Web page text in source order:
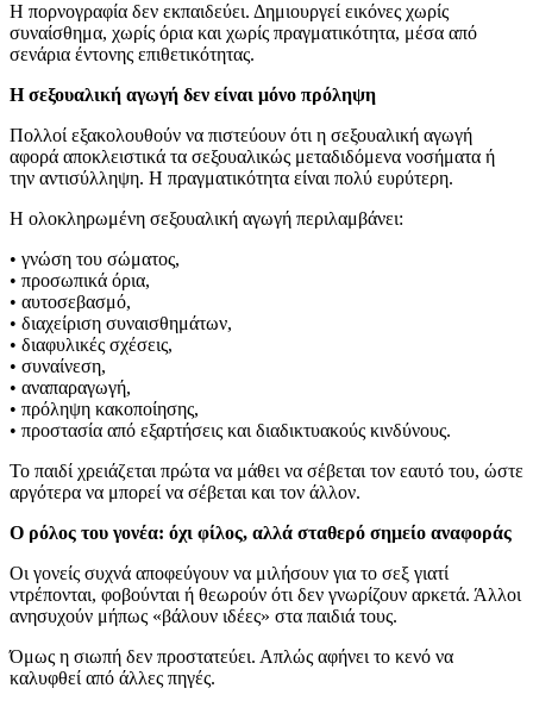
Η πορνογραφία δεν εκπαιδεύει. Δημιουργεί εικόνες χωρίς
συναίσθημα, χωρίς όρια και χωρίς πραγματικότητα, μέσα από
σενάρια έντονης επιθετικότητας.
Η σεξουαλική αγωγή δεν είναι μόνο πρόληψη
Πολλοί εξακολουθούν να πιστεύουν ότι η σεξουαλική αγωγή
αφορά αποκλειστικά τα σεξουαλικώς μεταδιδόμενα νοσήματα ή
την αντισύλληψη. Η πραγματικότητα είναι πολύ ευρύτερη.
Η ολοκληρωμένη σεξουαλική αγωγή περιλαμβάνει:
• γνώση του σώματος,
• προσωπικά όρια,
• αυτοσεβασμό,
• διαχείριση συναισθημάτων,
• διαφυλικές σχέσεις,
• συναίνεση,
• αναπαραγωγή,
• πρόληψη κακοποίησης,
• προστασία από εξαρτήσεις και διαδικτυακούς κινδύνους.
Το παιδί χρειάζεται πρώτα να μάθει να σέβεται τον εαυτό του, ώστε
αργότερα να μπορεί να σέβεται και τον άλλον.
Ο ρόλος του γονέα: όχι φίλος, αλλά σταθερό σημείο αναφοράς
Οι γονείς συχνά αποφεύγουν να μιλήσουν για το σεξ γιατί
ντρέπονται, φοβούνται ή θεωρούν ότι δεν γνωρίζουν αρκετά. Άλλοι
ανησυχούν μήπως «βάλουν ιδέες» στα παιδιά τους.
Όμως η σιωπή δεν προστατεύει. Απλώς αφήνει το κενό να
καλυφθεί από άλλες πηγές.